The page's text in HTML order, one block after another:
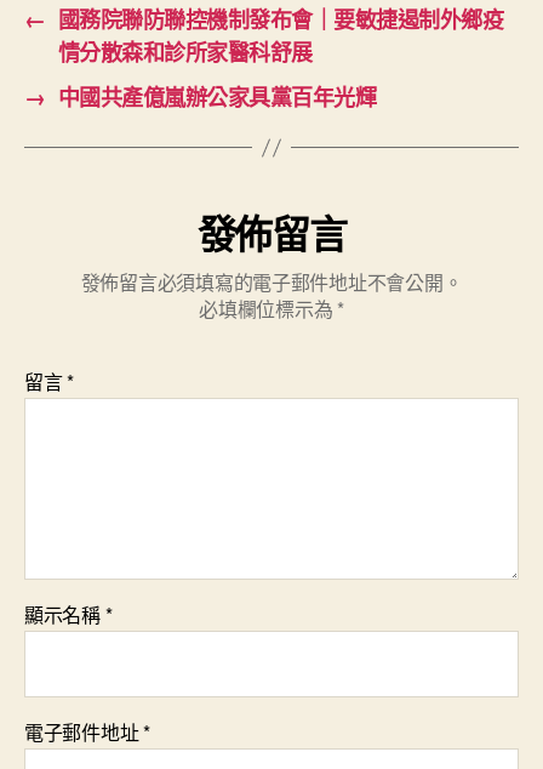
← 國務院聯防聯控機制發布會｜要敏捷遏制外鄉疫
情分散森和診所家醫科舒展
→ 中國共產億嵐辦公家具黨百年光輝
發佈留言
發佈留言必須填寫的電子郵件地址不會公開。
必填欄位標示為 *
留言*
顯示名稱*
電子郵件地址*